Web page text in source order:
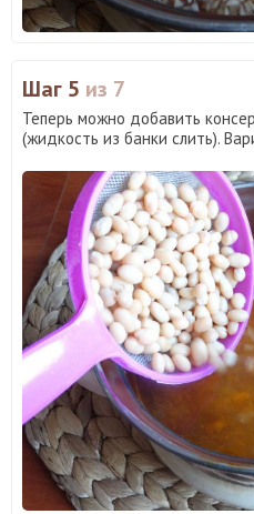
Шаг 5 из 7
Теперь можно добавить
(жидкость из банки слить).